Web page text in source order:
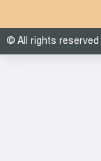
© All rights